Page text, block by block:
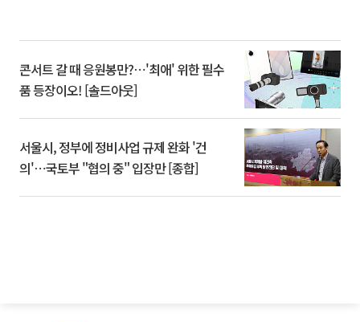
콘서트 갈 때 응원봉만?⋯'최애' 위한 필수
품 등장이오! [솔드아웃]
서울시, 정부에 정비사업 규제 완화 '건
의'⋯국토부 "협의 중" 입장만 [종합]